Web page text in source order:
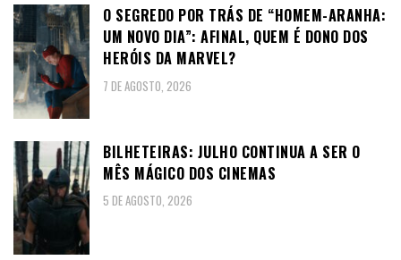
O SEGREDO POR TRÁS DE “HOMEM-ARANHA:
UM NOVO DIA”: AFINAL, QUEM É DONO DOS
HERÓIS DA MARVEL?
7 DE AGOSTO, 2026
BILHETEIRAS: JULHO CONTINUA A SER O
MÊS MÁGICO DOS CINEMAS
5 DE AGOSTO, 2026